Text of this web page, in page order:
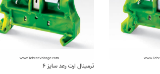
ترمینال ارت رعد سایز ۶